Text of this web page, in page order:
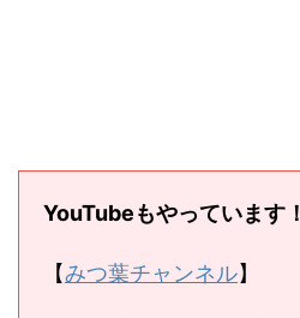
YouTubeもやっています！
【みつ葉チャンネル】